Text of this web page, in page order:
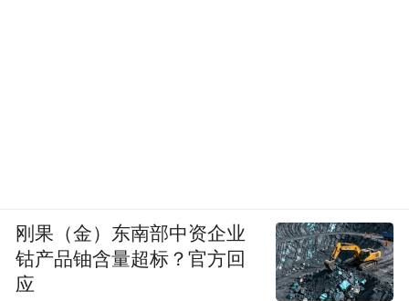
刚果（金）东南部中资企业
钴产品铀含量超标？官方回
应